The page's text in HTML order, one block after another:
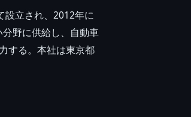
設立され、2012年に
野に供給し、自動車
する。本社は東京都